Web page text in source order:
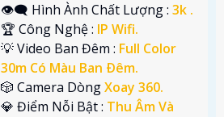
👁️‍🗨 Hình Ành Chất Lượng : 3k .
🏆 Công Nghệ : IP Wifi.
💡 Video Ban Đêm : Full Color
30m Có Màu Ban Ðêm.
🎲 Camera DòngXoay 360.
️💎 Điểm Nỗi Bật : Thu Âm Và